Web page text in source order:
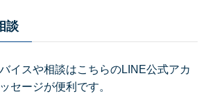
談
イスや相談はこちらのLINE公式アカ
セージが便利です。